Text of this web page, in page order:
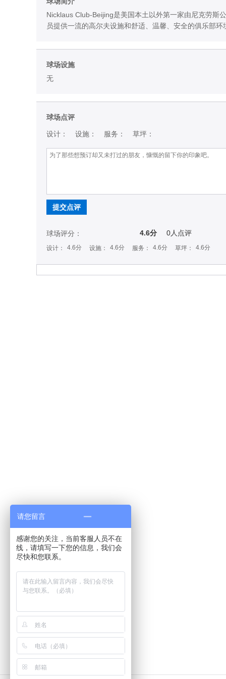
Nicklaus Club-Beijing是美国本土以外第一家由尼克劳斯
员提供一流的高尔夫设施和舒适、温馨、安全的俱乐部环
球场设施
无
球场点评
设计： 设施： 服务： 草坪：
提交点评
球场评分： 4.6分 0人点评
设计： 4.6分 设施： 4.6分 服务： 4.6分 草坪： 4.6分
请您留言
感谢您的关注，当前客服人员不在
线，请填写一下您的信息，我们会
尽快和您联系。